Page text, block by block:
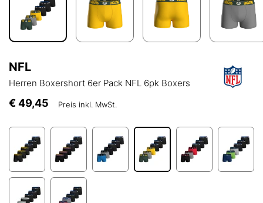
NFL
Herren Boxershort 6er Pack NFL 6pk Boxers
€ 49,45 Preis inkl. MwSt.